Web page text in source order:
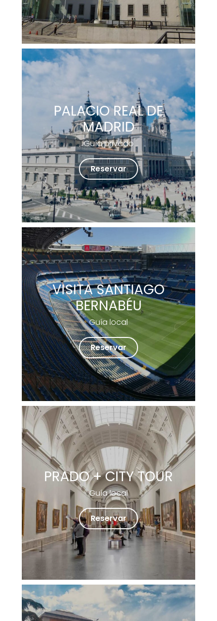
PALACIO REAL DE
MADRID
Guía privado
Reservar
VISITA SANTIAGO
BERNABÉU
Guía local
Reservar
PRADO + CITY TOUR
Guía local
Reservar